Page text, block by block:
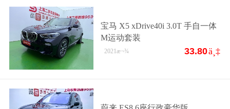
宝马 X5 xDrive40i 3.0T 手自一体
M运动套装
33.80ä¸‡
2021æ¬¾